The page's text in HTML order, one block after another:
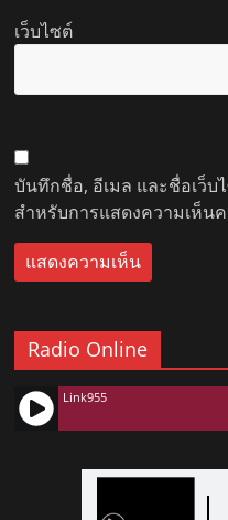
เว็บไซต์
บันทึกชื่อ, อีเมล และชื่อเว็บ
สำหรับการแสดงความเห็น
Radio Online
Link955